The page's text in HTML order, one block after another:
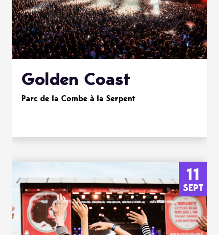
Golden Coast
Parc de la Combe à la Serpent
11
SEPT